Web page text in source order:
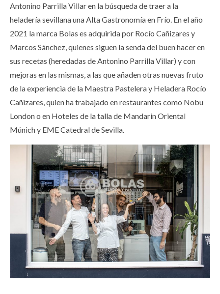
Antonino Parrilla Villar en la búsqueda de traer a la
heladería sevillana una Alta Gastronomía en Frío. En el año
2021 la marca Bolas es adquirida por Rocío Cañizares y
Marcos Sánchez, quienes siguen la senda del buen hacer en
sus recetas (heredadas de Antonino Parrilla Villar) y con
mejoras en las mismas, a las que añaden otras nuevas fruto
de la experiencia de la Maestra Pastelera y Heladera Rocío
Cañizares, quien ha trabajado en restaurantes como Nobu
London o en Hoteles de la talla de Mandarin Oriental
Múnich y EME Catedral de Sevilla.